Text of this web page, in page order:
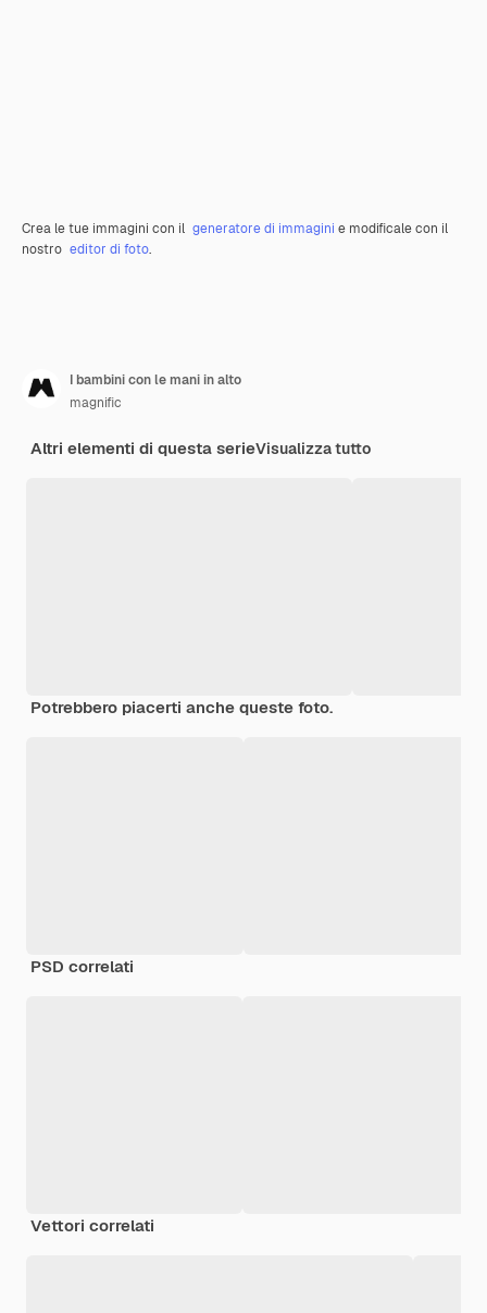
Crea le tue immagini con il generatore di immagini e modificale con il
nostro editor di foto.
I bambini con le mani in alto
magnific
Altri elementi di questa serieVisualizza tutto
Potrebbero piacerti anche queste foto.
PSD correlati
Vettori correlati